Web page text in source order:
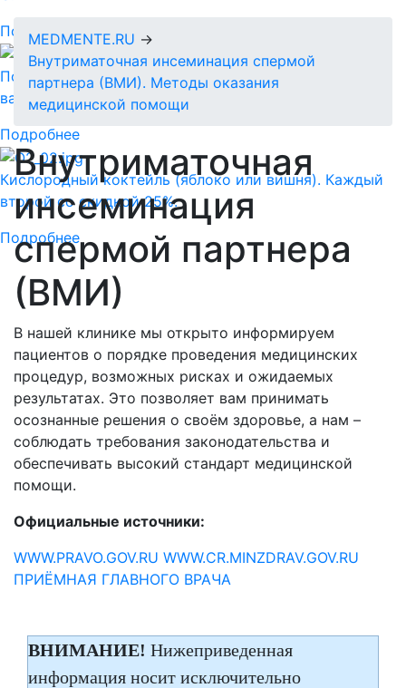
Подробнее
Подарочный сертификат-идеальный подарок для
ваших близких!
Подробнее
Кислородный коктейль (яблоко или вишня). Каждый
второй со скидкой 25%.
Подробнее
MEDMENTE.RU →
Внутриматочная инсеминация спермой
партнера (ВМИ). Методы оказания
медицинской помощи
Внутриматочная
инсеминация
спермой партнера
(ВМИ)
В нашей клинике мы открыто информируем
пациентов о порядке проведения медицинских
процедур, возможных рисках и ожидаемых
результатах. Это позволяет вам принимать
осознанные решения о своём здоровье, а нам –
соблюдать требования законодательства и
обеспечивать высокий стандарт медицинской
помощи.
Официальные источники:
WWW.PRAVO.GOV.RU WWW.CR.MINZDRAV.GOV.RU
ПРИЁМНАЯ ГЛАВНОГО ВРАЧА
ВНИМАНИЕ! Нижеприведенная
информация носит исключительно